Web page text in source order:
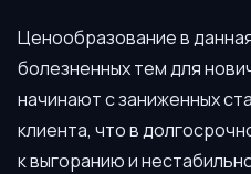
Ценообразование в
болезненных тем для
начинают с заниженных
клиента, что в
к выгоранию и